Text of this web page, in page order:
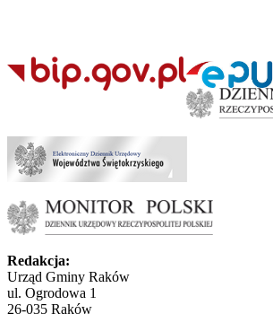
Redakcja:
Urząd Gminy Raków
ul. Ogrodowa 1
26-035 Raków